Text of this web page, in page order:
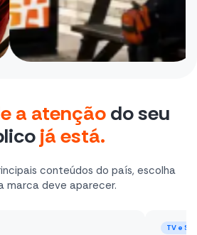
a atençãodo seu
já está.
conteúdos do país, escolha
marca deve aparecer.
TV e